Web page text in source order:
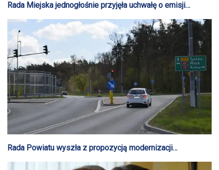
Rada Miejska jednogłośnie przyjęła uchwałę o emisji
obligacji o łącznej wartości 8 milionów złotych
Rada Powiatu wyszła z propozycją modernizacji